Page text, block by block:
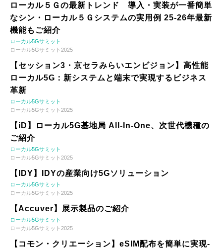
ローカル５Ｇの最新トレンド 導入・実装が一番簡単
なシン・ローカル５Ｇシステムの実用例 25-26年最新
機能もご紹介
ローカル5Gサミット
ローカル5Gサミット2025
【セッション3・京セラみらいエンビジョン】高性能
ローカル5G：新システムと端末で実現するビジネス
革新
ローカル5Gサミット
ローカル5Gサミット2025
【iD】ローカル5G基地局 All-In-One、次世代機種の
ご紹介
ローカル5Gサミット
ローカル5Gサミット2025
【IDY】IDYの産業向け5Gソリューション
ローカル5Gサミット
ローカル5Gサミット2025
【Accuver】展示製品のご紹介
ローカル5Gサミット
ローカル5Gサミット2025
【コモン・クリエーション】eSIM配布を簡単に実現-